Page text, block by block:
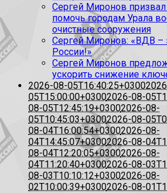
Сергей Миронов
помочь городам Урала
очистные сооружения
Сергей Миронов: «ВДВ –
России!»
Сергей Миронов
ускорить снижение
2026-08-05T16:40:25+0300
05T15:00:00+03002026-08-
08-05T12:45:19+03002026-08-
05T10:45:03+03002026-08-
08-04T16:00:54+03002026-08-
04T14:45:07+03002026-08-
08-04T12:20:05+03002026-08-
04T11:20:40+03002026-08-
08-03T10:10:12+03002026-08-
02T10:00:39+03002026-08-